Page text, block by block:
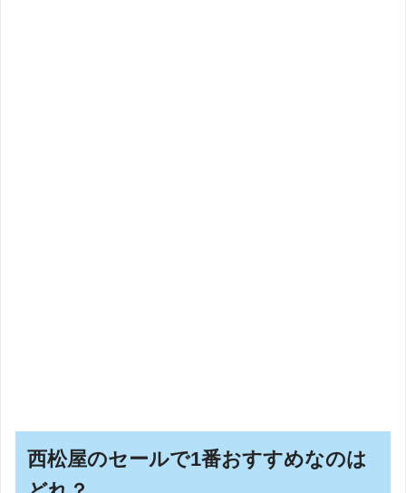
西松屋のセールで1番おすすめなのは